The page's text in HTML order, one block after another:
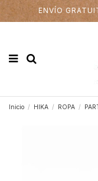
ENVÍO
Inicio HIKA ROPA